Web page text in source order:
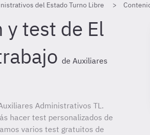
del Estado Turno Libre
test de El
de Auxiliares
Administrativos TL.
hacer test personalizados de
varios test gratuitos de